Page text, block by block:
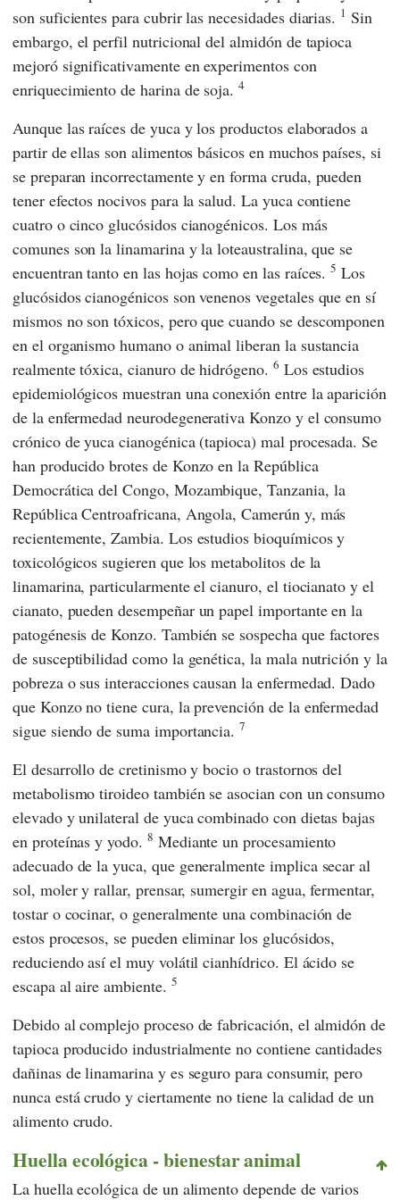
son suficientes para cubrir las necesidades diarias. 1 Sin
embargo, el perfil nutricional del almidón de tapioca
mejoró significativamente en experimentos con
enriquecimiento de harina de soja.4
Aunque las raíces de yuca y los productos elaborados a
partir de ellas son alimentos básicos en muchos países, si
se preparan incorrectamente y en forma cruda, pueden
tener efectos nocivos para la salud. La yuca contiene
cuatro o cinco glucósidos cianogénicos. Los más
comunes son la linamarina y la loteaustralina, que se
encuentran tanto en las hojas como en las raíces.5 Los
glucósidos cianogénicos son venenos vegetales que en sí
mismos no son tóxicos, pero que cuando se descomponen
en el organismo humano o animal liberan la sustancia
realmente tóxica, cianuro de hidrógeno. 6 Los estudios
epidemiológicos muestran una conexión entre la aparición
de la enfermedad neurodegenerativa Konzo y el consumo
crónico de yuca cianogénica (tapioca) mal procesada. Se
han producido brotes de Konzo en la República
Democrática del Congo, Mozambique, Tanzania, la
República Centroafricana, Angola, Camerún y, más
recientemente, Zambia. Los estudios bioquímicos y
toxicológicos sugieren que los metabolitos de la
linamarina, particularmente el cianuro, el tiocianato y el
cianato, pueden desempeñar un papel importante en la
patogénesis de Konzo. También se sospecha que factores
de susceptibilidad como la genética, la mala nutrición y la
pobreza o sus interacciones causan la enfermedad. Dado
que Konzo no tiene cura, la prevención de la enfermedad
sigue siendo de suma importancia.7
El desarrollo de cretinismo y bocio o trastornos del
metabolismo tiroideo también se asocian con un consumo
elevado y unilateral de yuca combinado con dietas bajas
en proteínas y yodo. 8 Mediante un procesamiento
adecuado de la yuca, que generalmente implica secar al
sol, moler y rallar, prensar, sumergir en agua, fermentar,
tostar o cocinar, o generalmente una combinación de
estos procesos, se pueden eliminar los glucósidos,
reduciendo así el muy volátil cianhídrico. El ácido se
escapa al aire ambiente. 5
Debido al complejo proceso de fabricación, el almidón de
tapioca producido industrialmente no contiene cantidades
dañinas de linamarina y es seguro para consumir, pero
nunca está crudo y ciertamente no tiene la calidad de un
alimento crudo.
Huella ecológica - bienestar animal
La huella ecológica de un alimento depende de varios